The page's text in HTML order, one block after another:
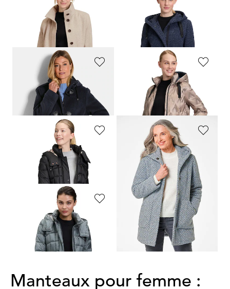
157,49 CHF349,95 CHF
Veste décontractée en bouclette
179,99 CHF399,95 CHF
BARBARA LEBEK
Duffle-coat à capuche
139,04 CHF
309,00 CHF
179,98 CHF399,95 CHF
157,48 CHF 349,95 CHF
GOLDNER
259,00 CHF329,00 CHF
157,48 CHF349,95 CHF
Manteaux pour femme :